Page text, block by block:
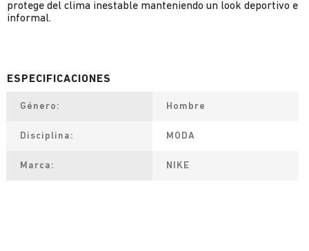
protege del clima inestable manteniendo un look deportivo e
informal.
Género Hombre
Disciplina MODA
Marca NIKE